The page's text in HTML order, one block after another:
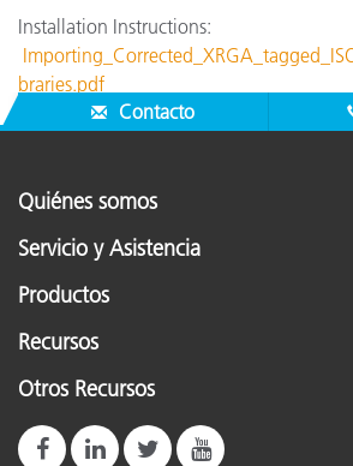
Installation Instructions:
braries.pdf
Contacto
Quiénes somos
Servicio y Asistencia
Productos
Recursos
Otros Recursos